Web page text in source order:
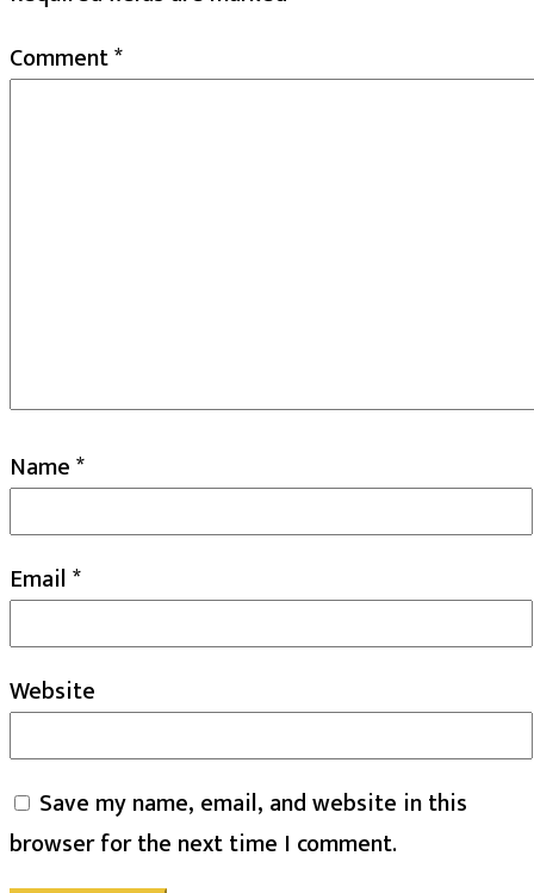
Comment*
Name*
Email*
Website
Save my name, email, and website in this
browser for the next time I comment.